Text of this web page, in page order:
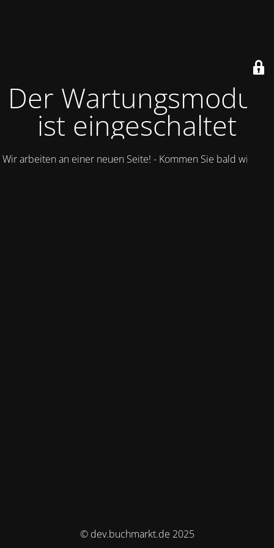
Der Wartungsmodus
ist eingeschaltet
Wir arbeiten an einer neuen Seite! - Kommen Sie bald wieder.
© dev.buchmarkt.de 2025